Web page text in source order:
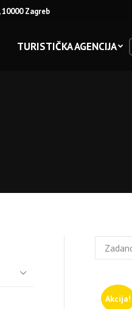
Zagreb
TURISTIČKA AGENCIJA
Akcija!